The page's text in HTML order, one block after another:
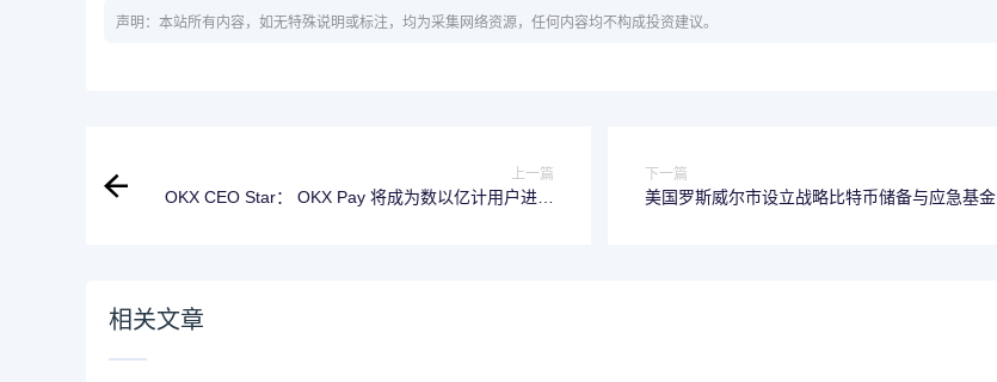
声明：本站所有内容，如无特殊说明或标注，均为采集网络资源，任何内容均不构成投资建议。
上一篇
OKX CEO Star： OKX Pay 将成为数以亿计用户进入
下一篇
美国罗斯威尔市设立战略比特币储备与应急基金
相关文章